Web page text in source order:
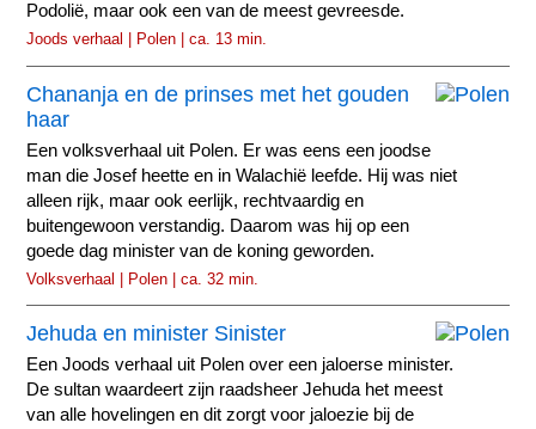
Podolië, maar ook een van de meest gevreesde.
Joods verhaal | Polen | ca. 13 min.
Chananja en de prinses met het gouden
haar
Een volksverhaal uit Polen. Er was eens een joodse
man die Josef heette en in Walachië leefde. Hij was niet
alleen rijk, maar ook eerlijk, rechtvaardig en
buitengewoon verstandig. Daarom was hij op een
goede dag minister van de koning geworden.
Volksverhaal | Polen | ca. 32 min.
Jehuda en minister Sinister
Een Joods verhaal uit Polen over een jaloerse minister.
De sultan waardeert zijn raadsheer Jehuda het meest
van alle hovelingen en dit zorgt voor jaloezie bij de